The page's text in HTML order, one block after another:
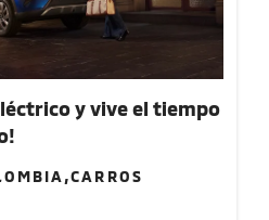
y vive el tiempo